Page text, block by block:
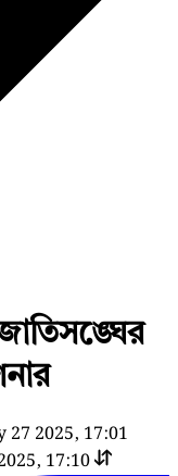
2025, 17:01
17:10